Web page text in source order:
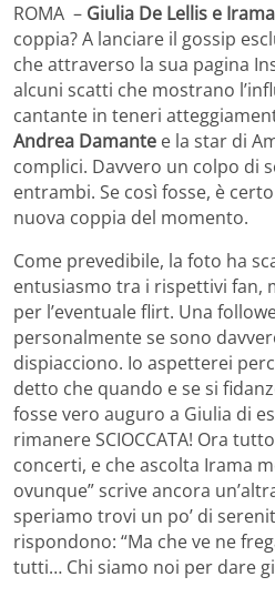
ROMA – Giulia De Lellis e Irama
coppia? A lanciare il gossip
che attraverso la sua pagina
alcuni scatti che mostrano
cantante in teneri
Andrea Damante e la star di
complici. Davvero un colpo di
entrambi. Se così fosse, è
nuova coppia del momento.
Come prevedibile, la foto ha
entusiasmo tra i rispettivi fan,
per l’eventuale flirt. Una
personalmente se sono
dispiacciono. Io aspetterei
detto che quando e se si
fosse vero auguro a Giulia di
rimanere SCIOCCATA! Ora
concerti, e che ascolta Irama
ovunque” scrive ancora
speriamo trovi un po’ di
rispondono: “Ma che ve ne
tutti… Chi siamo noi per dare